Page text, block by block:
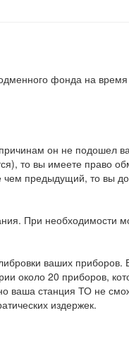
фонда на время
он не подошел
то вы имеете право
чем предыдущий, то вы
При необходимости
ваших приборов.
около 20 приборов,
ваша станция ТО не
издержек.